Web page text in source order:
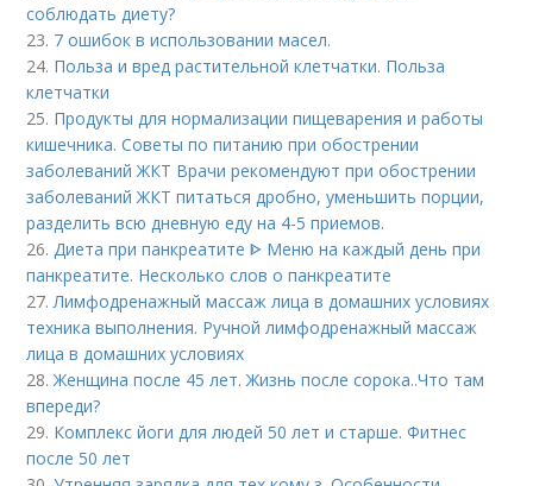
соблюдать диету?
23. 7 ошибок в использовании масел.
24. Польза и вред растительной клетчатки. Польза
клетчатки
25. Продукты для нормализации пищеварения и работы
кишечника. Советы по питанию при обострении
заболеваний ЖКТ Врачи рекомендуют при обострении
заболеваний ЖКТ питаться дробно, уменьшить порции,
разделить всю дневную еду на 4-5 приемов.
26.Диета при панкреатите ᐈ Меню на каждый день при
панкреатите. Несколько слов о панкреатите
27.Лимфодренажный массаж лица в домашних условиях
техника выполнения. Ручной лимфодренажный массаж
лица в домашних условиях
28.Женщина после 45 лет. Жизнь после сорока..Что там
впереди?
29. Комплекс йоги для людей 50 лет и старше. Фитнес
после 50 лет